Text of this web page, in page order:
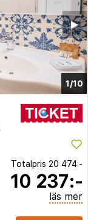
1/10
▶︎
Totalpris 20 474:-
10 237:-
läs mer